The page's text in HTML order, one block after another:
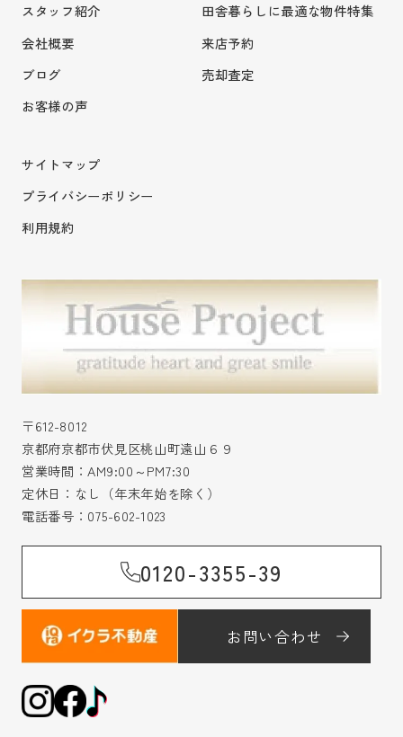
スタッフ紹介
会社概要
ブログ
お客様の声
田舎暮らしに最適な物件特集
来店予約
売却査定
サイトマップ
プライバシーポリシー
利用規約
〒612-8012
京都府京都市伏見区桃山町遠山６９
営業時間：AM9:00～PM7:30
定休日：なし（年末年始を除く）
電話番号： 075-602-1023
0120-3355-39
お問い合わせ